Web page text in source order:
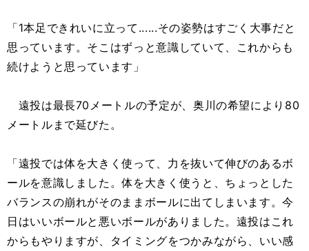
「1本足できれいに立って......その姿勢はすごく大事だと
思っています。そこはずっと意識していて、これからも
続けようと思っています」
遠投は最長70メートルの予定が、奥川の希望により80
メートルまで延びた。
「遠投では体を大きく使って、力を抜いて伸びのあるボ
ールを意識しました。体を大きく使うと、ちょっとした
バランスの崩れがそのままボールに出てしまいます。今
日はいいボールと悪いボールがありました。遠投はこれ
からもやりますが、タイミングをつかみながら、いい感